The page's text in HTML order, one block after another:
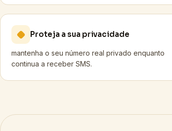
Proteja a sua privacidade
mantenha o seu número real privado enquanto
continua a receber SMS.